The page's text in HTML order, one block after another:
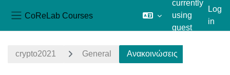
CoReLab Courses
currently
using
guest
Log
in
crypto2021 General Ανακοινώσεις